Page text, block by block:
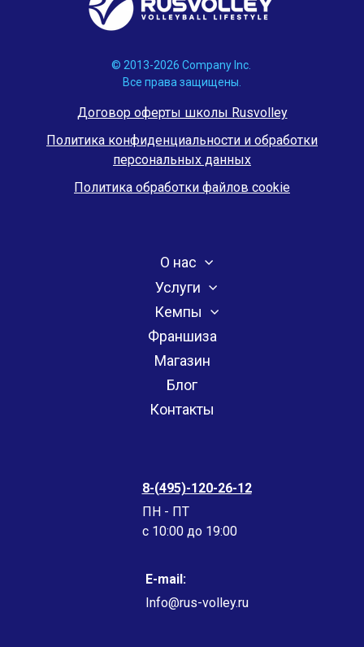
© 2013-2026 Company Inc.
Все права защищены.
Договор оферты школы Rusvolley
Политика конфиденциальности и обработки
персональных данных
Политика обработки файлов cookie
О нас
Услуги
Кемпы
Франшиза
Магазин
Блог
Контакты
8-(495)-120-26-12
ПН - ПТ
c 10:00 до 19:00
E-mail:
Info@rus-volley.ru